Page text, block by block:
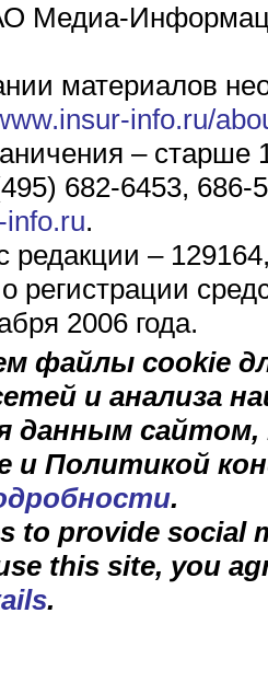
Медиа-
материалов
info.ru/
– старше
682-6453, 686-
.
редакции –
о регистрации
2006 года.
файлы cookie
и анализа
данным
и Политикой
.
to provide social
this site, you
.